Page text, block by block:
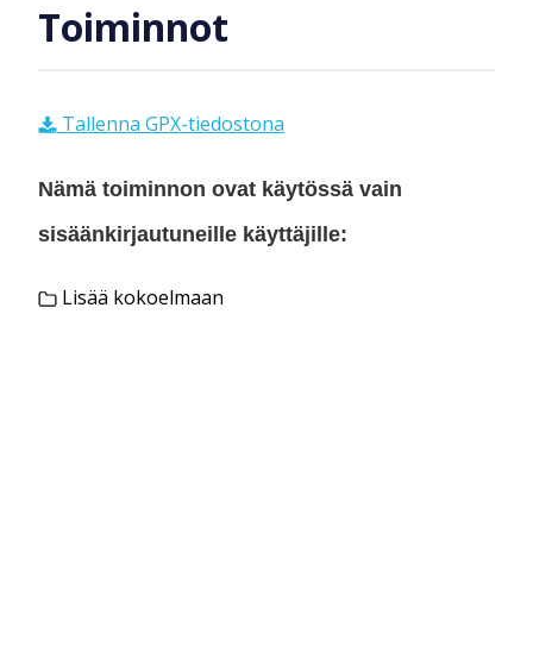
Toiminnot
Tallenna GPX-tiedostona
Nämä toiminnon ovat käytössä vain
sisäänkirjautuneille käyttäjille:
Lisää kokoelmaan